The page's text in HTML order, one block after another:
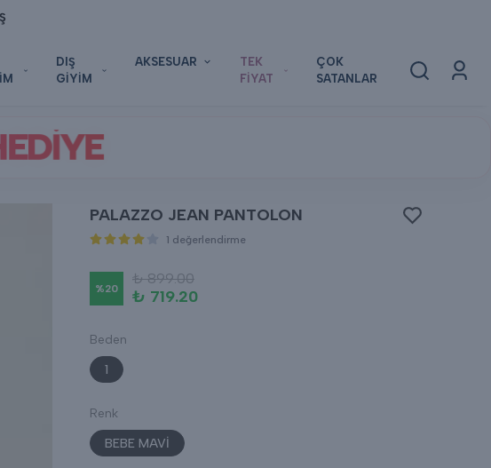
DIŞ
GİYİM
AKSESUAR
TEK
FİYAT
ÇOK
SATANLAR
PALAZZO JEAN PANTOLON
1 değerlendirme
%20
₺ 899.00
₺ 719.20
Beden
1
Renk
BEBE MAVİ